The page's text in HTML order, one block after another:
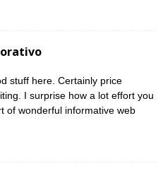
stuff here. Certainly price
I surprise how a lot effort you
of wonderful informative web